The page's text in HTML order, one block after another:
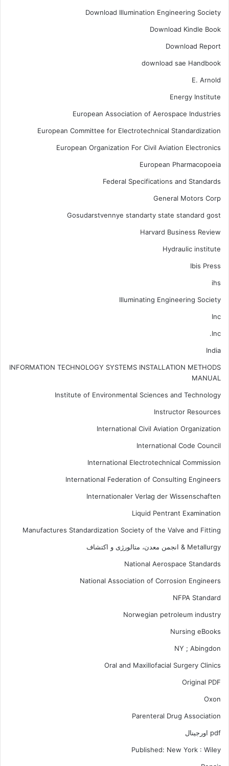
Download Illumination Engineering Society
Download Kindle Book
Download Report
download sae Handbook
E. Arnold
Energy Institute
European Association of Aerospace Industries
European Committee for Electrotechnical Standardization
European Organization For Civil Aviation Electronics
European Pharmacopoeia
Federal Specifications and Standards
General Motors Corp
Gosudarstvennye standarty state standard gost
Harvard Business Review
Hydraulic institute
Ibis Press
ihs
Illuminating Engineering Society
Inc
Inc.
India
INFORMATION TECHNOLOGY SYSTEMS INSTALLATION METHODS
MANUAL
Institute of Environmental Sciences and Technology
Instructor Resources
International Civil Aviation Organization
International Code Council
International Electrotechnical Commission
International Federation of Consulting Engineers
Internationaler Verlag der Wissenschaften
Liquid Pentrant Examination
Manufactures Standardization Society of the Valve and Fitting
Metallurgy & انجمن معدن، متالورژی و اکتشاف
National Aerospace Standards
National Association of Corrosion Engineers
NFPA Standard
Norwegian petroleum industry
Nursing eBooks
NY ; Abingdon
Oral and Maxillofacial Surgery Clinics
Original PDF
Oxon
Parenteral Drug Association
pdf اورجینال
Published: New York : Wiley